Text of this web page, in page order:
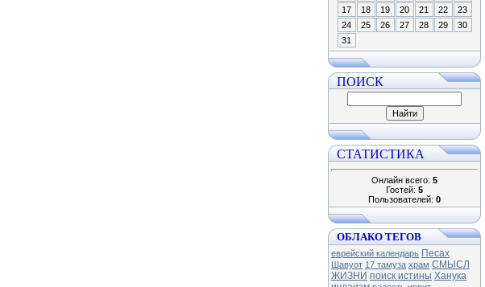
17
18 19 20 21 22
23
24
25 26 27 28 29
30
31
ПОИСК
СТАТИСТИКА
Онлайн всего: 5
Гостей: 5
Пользователей: 0
ОБЛАКО ТЕГОВ
еврейский календарь Песах
Шавуот 17 тамуза храм СМЫСЛ
ЖИЗНИ поиск истины Ханука